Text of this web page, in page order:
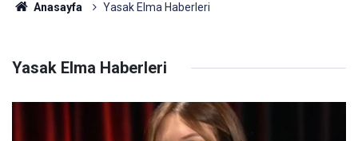
Anasayfa Yasak Elma Haberleri
Yasak Elma Haberleri